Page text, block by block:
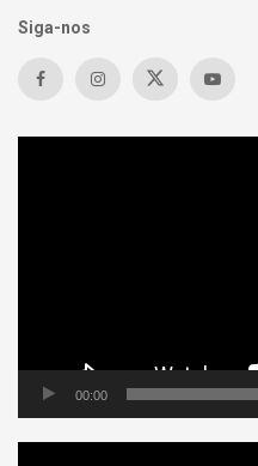
Siga-nos
00:00